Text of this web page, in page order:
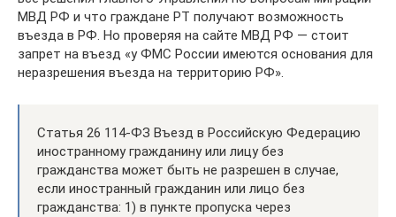
МВД РФ и что граждане РТ получают возможность
въезда в РФ. Но проверяя на сайте МВД РФ — стоит
запрет на въезд «у ФМС России имеются основания для
неразрешения въезда на территорию РФ».
Статья 26 114-ФЗ Въезд в Российскую Федерацию
иностранному гражданину или лицу без
гражданства может быть не разрешен в случае,
если иностранный гражданин или лицо без
гражданства: 1) в пункте пропуска через